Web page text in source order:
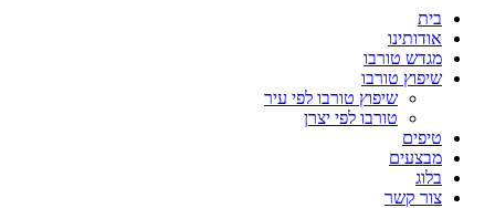
בית
אודותינו
מגדש טורבו
שיפוץ טורבו
שיפוץ טורבו לפי עיר
טורבו לפי יצרן
טיפים
מבצעים
בלוג
צור קשר